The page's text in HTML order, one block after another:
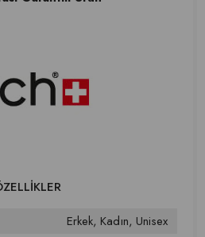
Erkek Kadın Unisex